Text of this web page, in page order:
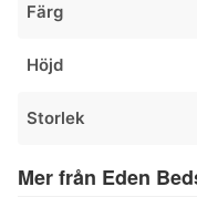
Färg
Höjd
Storlek
Mer från Eden